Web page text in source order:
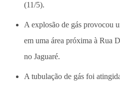
(11/5).
A explosão de gás provocou
em uma área próxima à Rua
no Jaguaré.
A tubulação de gás foi